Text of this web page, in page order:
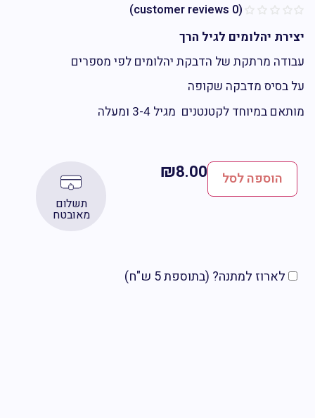
יהלומים לגיל הרך
מרתקת של הדבקת יהלומים לפי מספרים
מדבקה שקופה
במיוחד לקטנטנים מגיל 3-4 ומעלה
הוספה לסל ₪8.00
תשלום
מאובטח
לארוז למתנה? (בתוספת 5 ש"ח)